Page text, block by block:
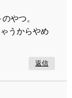
やつ。
うからやめ
返信